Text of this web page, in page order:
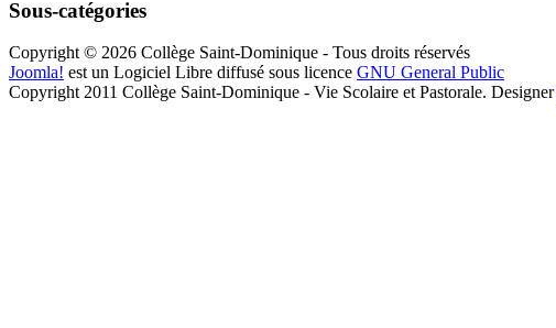
Sous-catégories
Copyright © 2026 Collège Saint-Dominique - Tous droits réservés
Joomla! est un Logiciel Libre diffusé sous licence GNU General Public
Copyright 2011 Collège Saint-Dominique - Vie Scolaire et Pastorale. Designer